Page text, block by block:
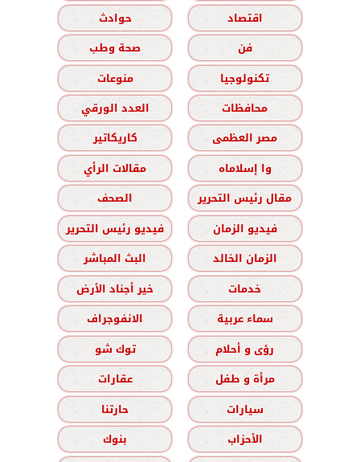
اقتصاد
حوادث
فن
صحة وطب
تكنولوجيا
منوعات
محافظات
العدد الورقي
مصر العظمى
كاريكاتير
وا إسلاماه
مقالات الرأي
مقال رئيس التحرير
الصحف
فيديو الزمان
فيديو رئيس التحرير
الزمان الخالد
البث المباشر
خدمات
خير أجناد الأرض
سماء عربية
الانفوجراف
رؤى و أحلام
توك شو
مرأة و طفل
عقارات
سيارات
حارتنا
الأحزاب
بنوك